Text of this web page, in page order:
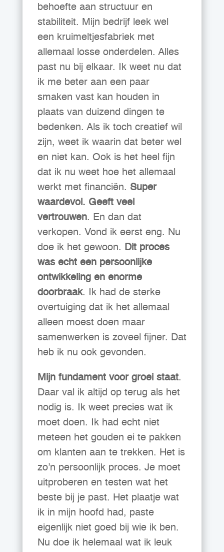
behoefte aan structuur en
stabiliteit. Mijn bedrijf leek wel
een kruimeltjesfabriek met
allemaal losse onderdelen. Alles
past nu bij elkaar. Ik weet nu dat
ik me beter aan een paar
smaken vast kan houden in
plaats van duizend dingen te
bedenken. Als ik toch creatief wil
zijn, weet ik waarin dat beter wel
en niet kan. Ook is het heel fijn
dat ik nu weet hoe het allemaal
werkt met financiën. Super
waardevol. Geeft veel
vertrouwen. En dan dat
verkopen. Vond ik eerst eng. Nu
doe ik het gewoon. Dit proces
was echt een persoonlijke
ontwikkeling en enorme
doorbraak. Ik had de sterke
overtuiging dat ik het allemaal
alleen moest doen maar
samenwerken is zoveel fijner. Dat
heb ik nu ook gevonden.
Mijn fundament voor groei staat.
Daar val ik altijd op terug als het
nodig is. Ik weet precies wat ik
moet doen. Ik had echt niet
meteen het gouden ei te pakken
om klanten aan te trekken. Het is
zo’n persoonlijk proces. Je moet
uitproberen en testen wat het
beste bij je past. Het plaatje wat
ik in mijn hoofd had, paste
eigenlijk niet goed bij wie ik ben.
Nu doe ik helemaal wat ik leuk